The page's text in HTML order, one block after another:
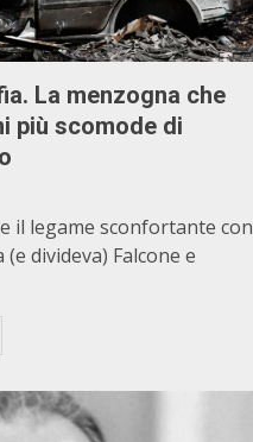
La menzogna che
più scomode di
il legame sconfortante con
divideva) Falcone e